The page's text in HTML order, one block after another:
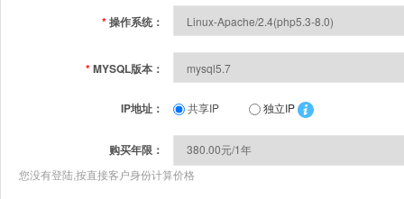
*操作系统：
*MYSQL版本：
IP地址： 共享IP 独立IP
购买年限：
您没有登陆,按直接客户身份计算价格